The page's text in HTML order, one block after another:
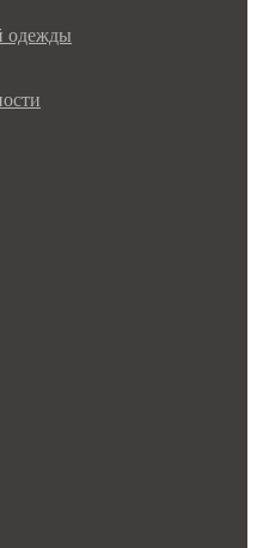
одежды